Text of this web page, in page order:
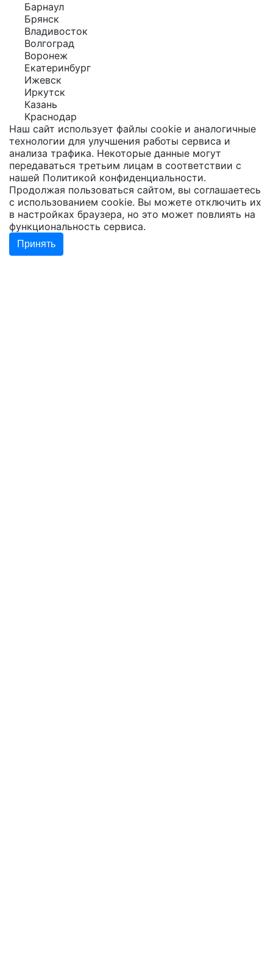
Барнаул
Брянск
Владивосток
Волгоград
Воронеж
Екатеринбург
Ижевск
Иркутск
Казань
Краснодар
Наш сайт использует файлы cookie и аналогичные
технологии для улучшения работы сервиса и
анализа трафика. Некоторые данные могут
передаваться третьим лицам в соответствии с
нашей Политикой конфиденциальности.
Продолжая пользоваться сайтом, вы соглашаетесь
с использованием cookie. Вы можете отключить их
в настройках браузера, но это может повлиять на
функциональность сервиса.
Принять